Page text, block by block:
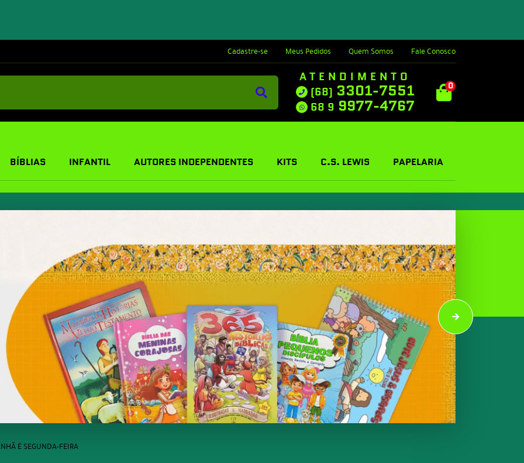
Cadastre-se Meus Pedidos Quem Somos Fale Conosco
ATENDIMENTO
(68) 3301-7551
68 9 9977-4767
0
BÍBLIAS INFANTIL AUTORES INDEPENDENTES KITS C.S. LEWIS PAPELARIA
É SEGUNDA-FEIRA